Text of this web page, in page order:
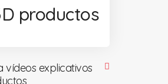
productos
vídeos explicativos